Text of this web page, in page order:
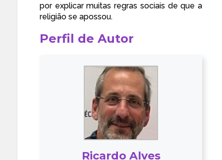
por explicar muitas regras sociais de que a
religião se apossou.
Perfil de Autor
Ricardo Alves